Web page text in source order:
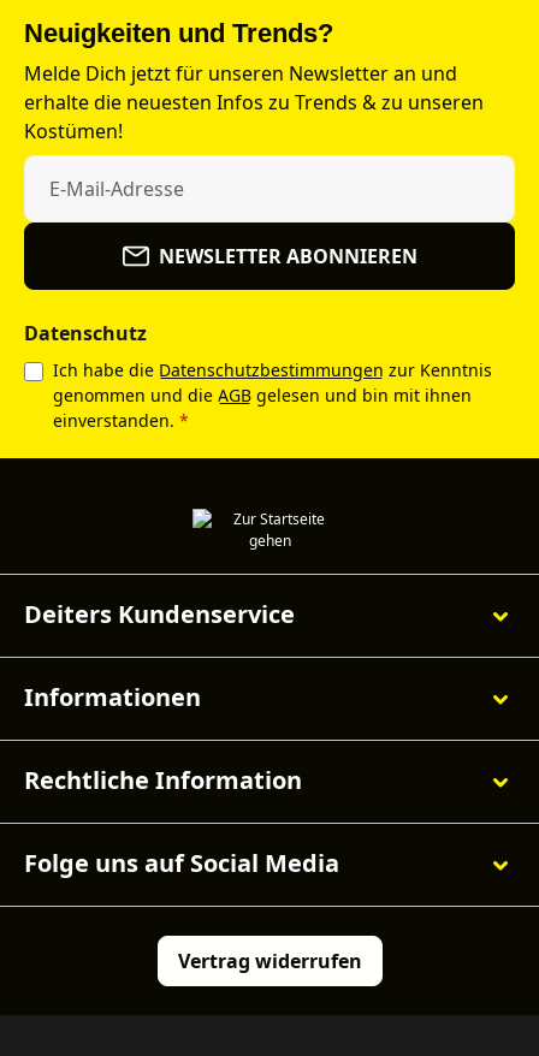
Neuigkeiten und Trends?
Melde Dich jetzt für unseren Newsletter an und
erhalte die neuesten Infos zu Trends & zu unseren
Kostümen!
NEWSLETTER ABONNIEREN
Datenschutz
Ich habe die Datenschutzbestimmungen zur Kenntnis
genommen und die AGB gelesen und bin mit ihnen
einverstanden. *
Deiters Kundenservice
Informationen
Rechtliche Information
Folge uns auf Social Media
Vertrag widerrufen